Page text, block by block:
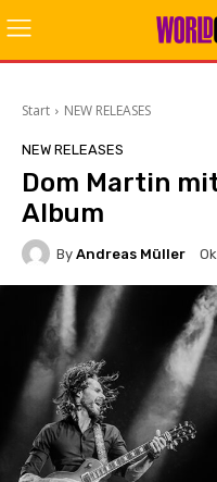
Start NEW RELEASES
NEW RELEASES
Dom Martin
Album
By Andreas Müller